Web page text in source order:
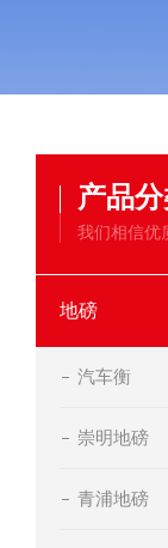
产品
我们相信优
地磅
汽车衡
崇明地磅
青浦地磅